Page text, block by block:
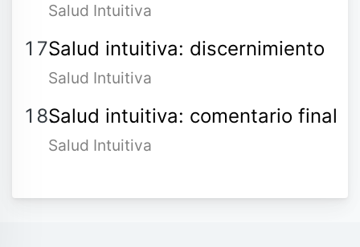
Salud Intuitiva
Salud intuitiva: discernimiento
Salud Intuitiva
Salud intuitiva: comentario final
Salud Intuitiva